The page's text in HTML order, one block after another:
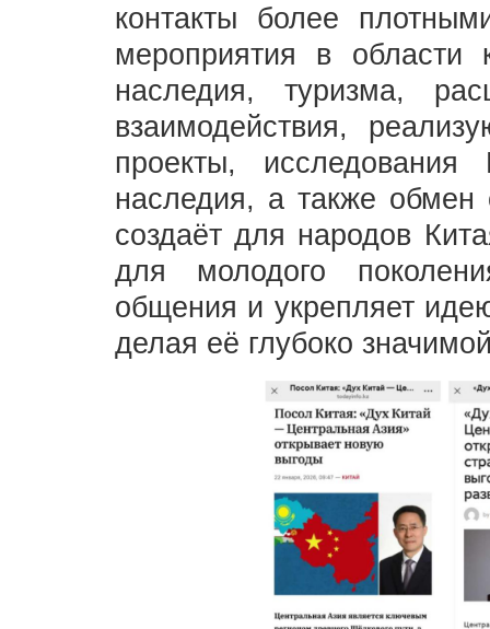
контакты более
мероприятия в области
наследия, туризма,
взаимодействия,
проекты, исследования
наследия, а также
создаёт для народов
для молодого
общения и укрепляет
делая её глубоко